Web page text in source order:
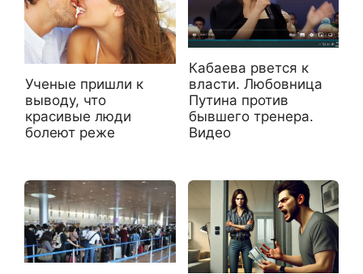
Ученые пришли к
выводу, что
красивые люди
болеют реже
Кабаева рвется к
власти. Любовница
Путина против
бывшего тренера.
Видео